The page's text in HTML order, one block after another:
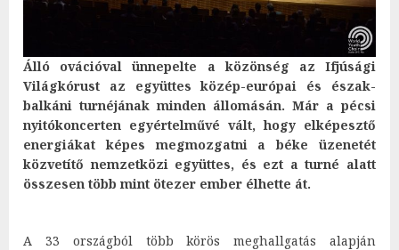
Álló ovációval ünnepelte a közönség az Ifjúsági
Világkórust az együttes közép-európai és észak-
balkáni turnéjának minden állomásán. Már a pécsi
nyitókoncerten egyértelművé vált, hogy elképesztő
energiákat képes megmozgatni a béke üzenetét
közvetítő nemzetközi együttes, és ezt a turné alatt
összesen több mint ötezer ember élhette át.
A 33 országból több körös meghallgatás alapján